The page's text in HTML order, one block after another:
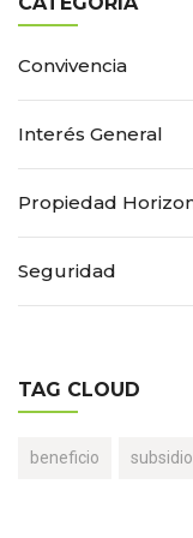
Convivencia
Interés General
Propiedad
Seguridad
TAG CLOUD
beneficio subsidio